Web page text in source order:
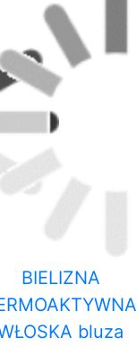
BIELIZNA
bluza